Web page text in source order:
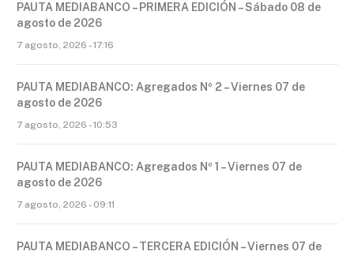
PAUTA MEDIABANCO – PRIMERA EDICIÓN – Sábado 08 de
agosto de 2026
7 agosto, 2026 - 17:16
PAUTA MEDIABANCO: Agregados Nº 2 – Viernes 07 de
agosto de 2026
7 agosto, 2026 - 10:53
PAUTA MEDIABANCO: Agregados Nº 1 – Viernes 07 de
agosto de 2026
7 agosto, 2026 - 09:11
PAUTA MEDIABANCO – TERCERA EDICIÓN – Viernes 07 de